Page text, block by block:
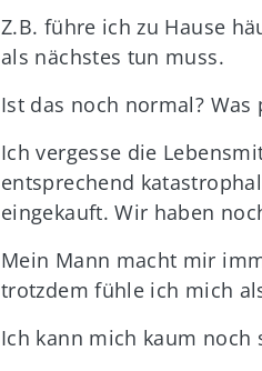
Z.B. führe ich zu Hause
als nächstes tun muss.
Ist das noch normal?
Ich vergesse die
entsprechend
eingekauft. Wir haben
Mein Mann macht mir
trotzdem fühle ich mich
Ich kann mich kaum noch